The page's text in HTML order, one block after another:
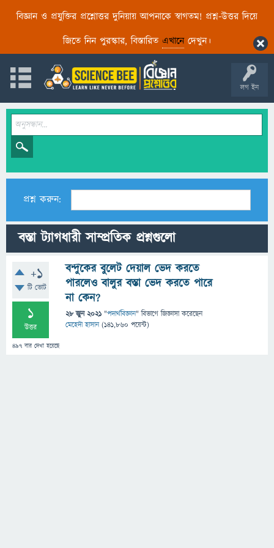
বিজ্ঞান ও প্রযুক্তির প্রশ্নোত্তর দুনিয়ায় আপনাকে স্বাগতম! প্রশ্ন-উত্তর দিয়ে
জিতে নিন পুরস্কার, বিস্তারিত এখানেদেখুন।
লগ ইন
প্রশ্ন করুন:
বস্তা ট্যাগধারী সাম্প্রতিক প্রশ্নগুলো
+1
টি ভোট
1
উত্তর
497 বার দেখা হয়েছে
বন্দুকের বুলেট দেয়াল ভেদ করতে
পারলেও বালুর বস্তা ভেদ করতে পারে
না কেন?
28 জুন 2021 "পদার্থবিজ্ঞান" বিভাগে জিজ্ঞাসাকরেছেন
মেহেদী হাসান (141,860 পয়েন্ট)